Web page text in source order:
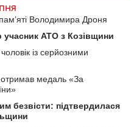
Володимира Дроня
учасник АТО з Козівщини
із серйозними
отримав медаль «За
безвісти: підтвердилася